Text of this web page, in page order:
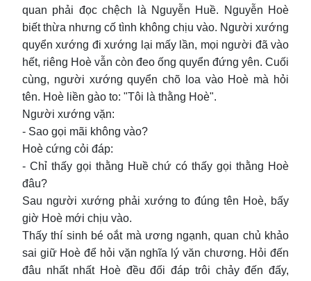
quan phải đọc chệch là Nguyễn Huề. Nguyễn Hoè
biết thừa nhưng cố tình không chịu vào. Người xướng
quyển xướng đi xướng lại mấy lần, mọi người đã vào
hết, riêng Hoè vẫn còn đeo ống quyển đứng yên. Cuối
cùng, người xướng quyển chõ loa vào Hoè mà hỏi
tên. Hoè liền gào to: "Tôi là thằng Hoè".
Người xướng vặn:
- Sao gọi mãi không vào?
Hoè cứng cỏi đáp:
- Chỉ thấy gọi thằng Huề chứ có thấy gọi thằng Hoè
đâu?
Sau người xướng phải xướng to đúng tên Hoè, bấy
giờ Hoè mới chịu vào.
Thấy thí sinh bé oắt mà ương ngạnh, quan chủ khảo
sai giữ Hoè để hỏi vặn nghĩa lý văn chương. Hỏi đến
đâu nhất nhất Hoè đều đối đáp trôi chảy đến đấy,